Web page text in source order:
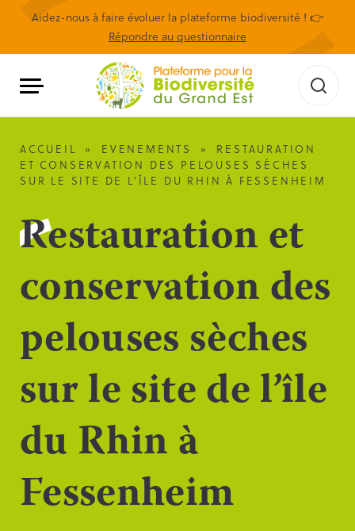
Aidez-nous à faire évoluer la plateforme biodiversité ! 👉
Répondre au questionnaire
ACCUEIL » EVENEMENTS »
RESTAURATION
ET CONSERVATION DES PELOUSES SÈCHES
SUR LE SITE DE L’ÎLE DU RHIN À FESSENHEIM
Restauration et
conservation des
pelouses sèches
sur le site de l’île
du Rhin à
Fessenheim